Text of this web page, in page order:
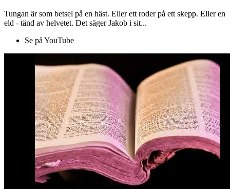
Tungan är som betsel på en häst. Eller ett roder på ett skepp. Eller en
eld - tänd av helvetet. Det säger Jakob i sit...
Se på YouTube